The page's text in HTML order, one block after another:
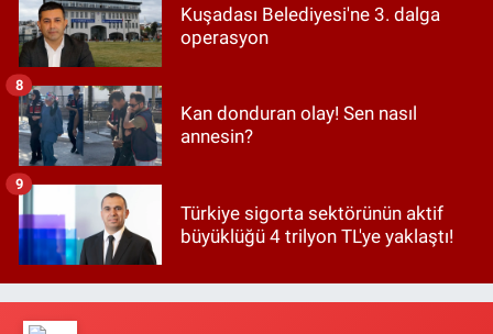
Kuşadası Belediyesi'ne 3. dalga
operasyon
Kan donduran olay! Sen nasıl
annesin?
8
Türkiye sigorta sektörünün aktif
büyüklüğü 4 trilyon TL'ye yaklaştı!
9